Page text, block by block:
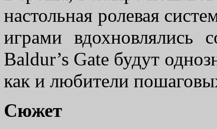
настольная ролевая
играми вдохновлялись
Baldur’s Gate будут
как и любители
Сюжет